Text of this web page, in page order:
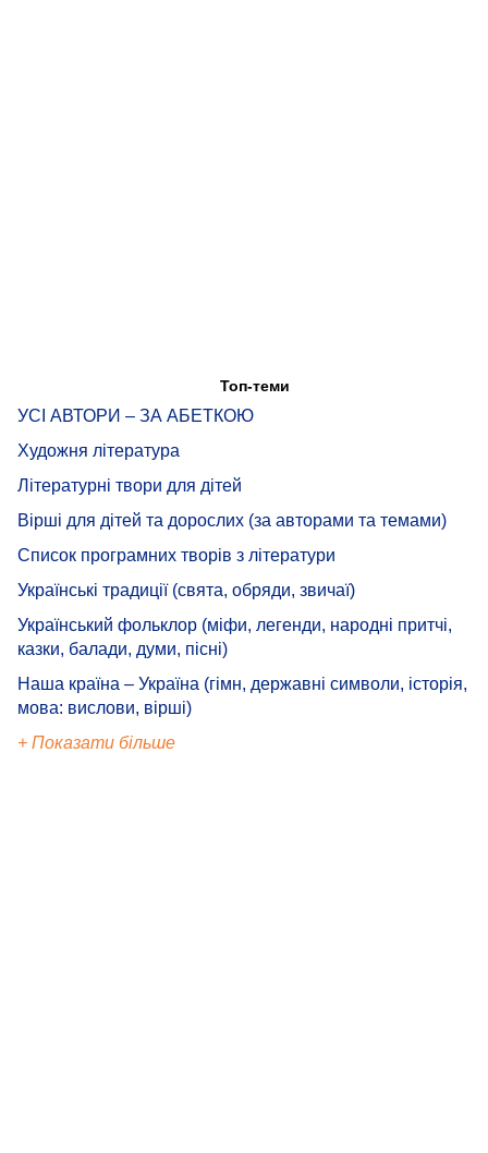
Топ-теми
УСІ АВТОРИ – ЗА АБЕТКОЮ
Художня література
Літературні твори для дітей
Вірші для дітей та дорослих (за авторами та темами)
Список програмних творів з літератури
Українські традиції (свята, обряди, звичаї)
Український фольклор (міфи, легенди, народні притчі,
казки, балади, думи, пісні)
Наша країна – Україна (гімн, державні символи, історія,
мова: вислови, вірші)
+ Показати більше